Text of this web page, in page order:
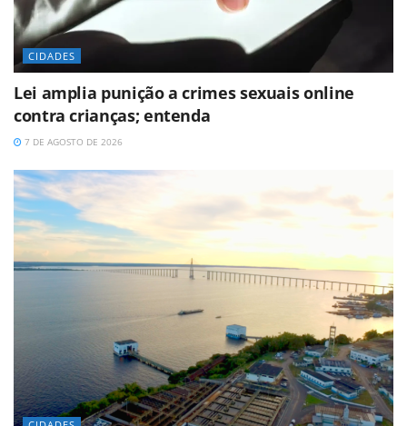
CIDADES
Lei amplia punição a crimes sexuais online
contra crianças; entenda
7 DE AGOSTO DE 2026